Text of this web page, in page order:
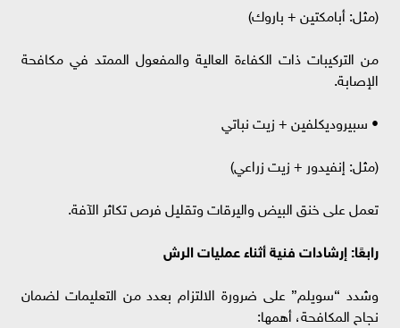
(مثل: أبامكتين + باروك)
من التركيبات ذات الكفاءة العالية والمفعول الممتد في مكافحة
الإصابة.
• سبيروديكلفين + زيت نباتي
(مثل: إنفيدور + زيت زراعي)
تعمل على خنق البيض واليرقات وتقليل فرص تكاثر الآفة.
رابعًا: إرشادات فنية أثناء عمليات الرش
وشدد “سويلم” على ضرورة الالتزام بعدد من التعليمات لضمان
نجاح المكافحة، أهمها: